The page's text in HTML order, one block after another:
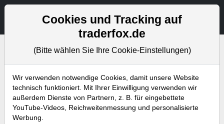
Aktien- und Artikelsuche
Bevorstehende Webinare Alle Aufzeichnungen
Cookies und Tracking auf
traderfox.de
(Bitte wählen Sie Ihre Cookie-Einstellungen)
Wir verwenden notwendige Cookies, damit unsere Website
technisch funktioniert. Mit Ihrer Einwilligung verwenden wir
außerdem Dienste von Partnern, z. B. für eingebettete
YouTube-Videos, Reichweitenmessung und personalisierte
Werbung.